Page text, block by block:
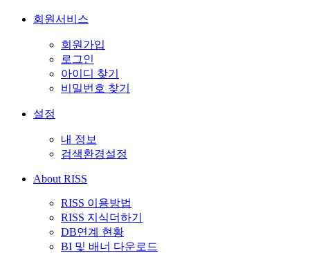
회원서비스
회원가입
로그인
아이디 찾기
비밀번호 찾기
설정
내 정보
검색환경설정
About RISS
RISS 이용방법
RISS 지식더하기
DB연계 현황
BI 및 배너 다운로드